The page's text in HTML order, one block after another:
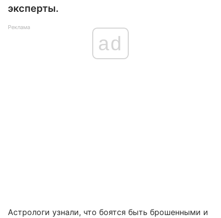
эксперты.
Реклама
ad
Астрологи узнали, что боятся быть брошенными и